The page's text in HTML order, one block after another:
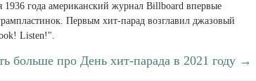
1936 года американский журнал Billboard впервые
Первым хит-парад возглавил джазовый
Listen!".
больше про День хит-парада в 2021 году →